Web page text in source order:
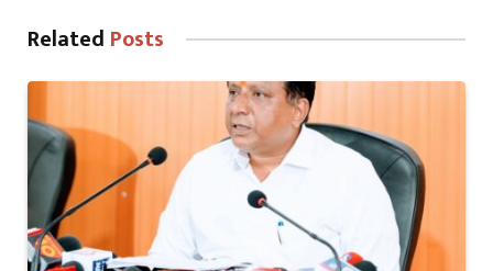
Related Posts